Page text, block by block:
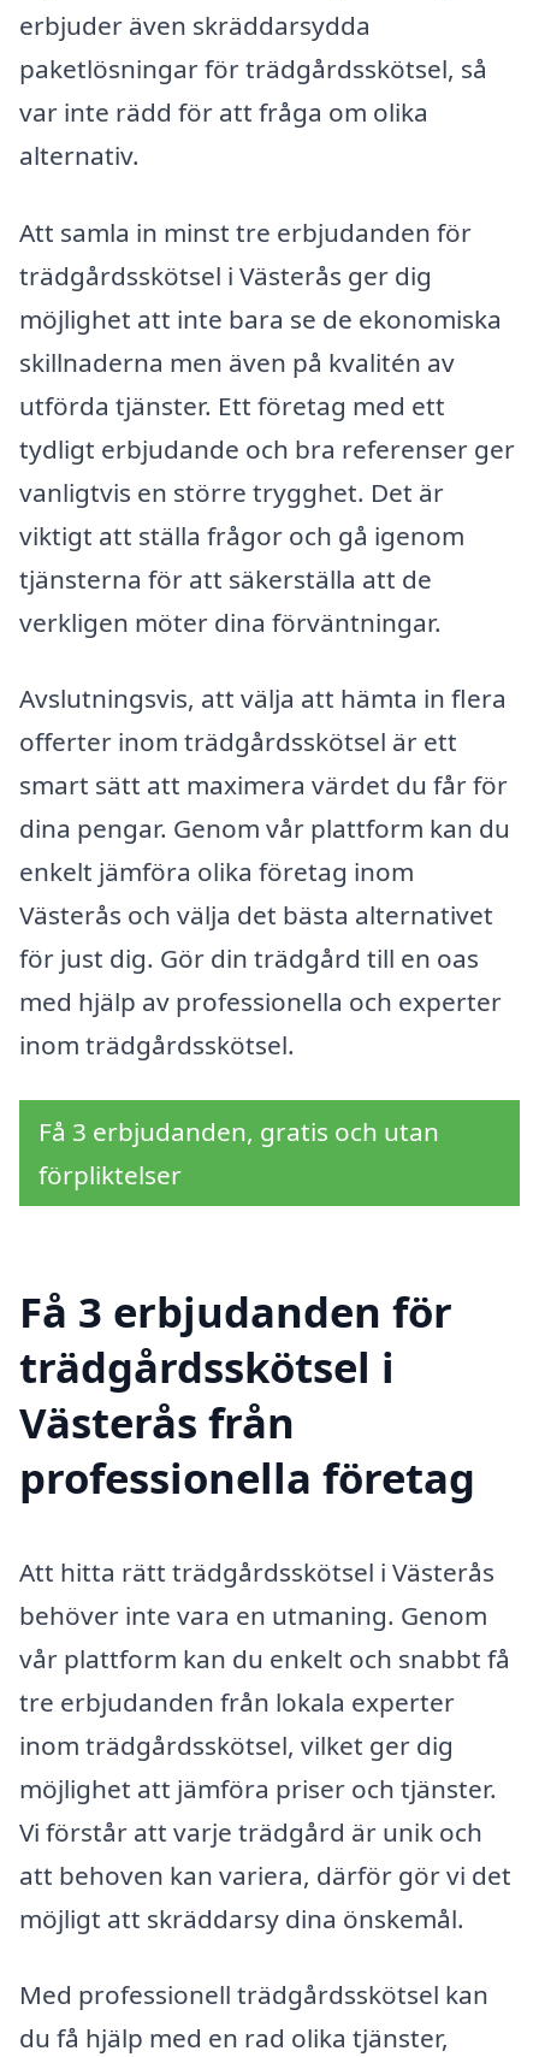
erbjuder även skräddarsydda
paketlösningar för trädgårdsskötsel, så
var inte rädd för att fråga om olika
alternativ.
Att samla in minst tre erbjudanden för
trädgårdsskötsel i Västerås ger dig
möjlighet att inte bara se de ekonomiska
skillnaderna men även på kvalitén av
utförda tjänster. Ett företag med ett
tydligt erbjudande och bra referenser ger
vanligtvis en större trygghet. Det är
viktigt att ställa frågor och gå igenom
tjänsterna för att säkerställa att de
verkligen möter dina förväntningar.
Avslutningsvis, att välja att hämta in flera
offerter inom trädgårdsskötsel är ett
smart sätt att maximera värdet du får för
dina pengar. Genom vår plattform kan du
enkelt jämföra olika företag inom
Västerås och välja det bästa alternativet
för just dig. Gör din trädgård till en oas
med hjälp av professionella och experter
inom trädgårdsskötsel.
Få 3 erbjudanden, gratis och utan
förpliktelser
Få 3 erbjudanden för
trädgårdsskötsel i
Västerås från
professionella företag
Att hitta rätt trädgårdsskötsel i Västerås
behöver inte vara en utmaning. Genom
vår plattform kan du enkelt och snabbt få
tre erbjudanden från lokala experter
inom trädgårdsskötsel, vilket ger dig
möjlighet att jämföra priser och tjänster.
Vi förstår att varje trädgård är unik och
att behoven kan variera, därför gör vi det
möjligt att skräddarsy dina önskemål.
Med professionell trädgårdsskötsel kan
du få hjälp med en rad olika tjänster,